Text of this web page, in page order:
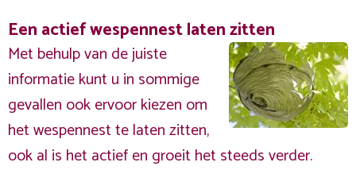
Een actief wespennest laten zitten
Met behulp van de juiste
informatie kunt u in sommige
gevallen ook ervoor kiezen om
het wespennest te laten zitten,
ook al is het actief en groeit het steeds verder.